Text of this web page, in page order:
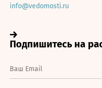
info@vedomosti.ru